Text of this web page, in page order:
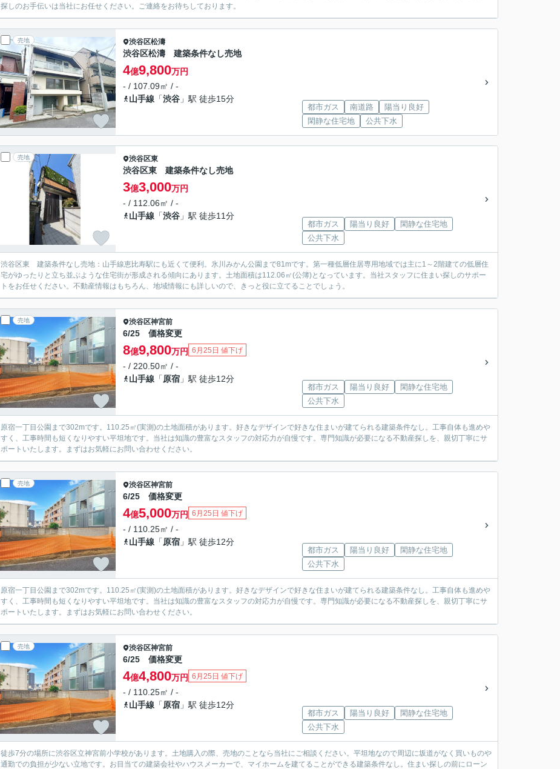
探しのお手伝いは当社にお任せください。ご連絡をお待ちしております。
売地 渋谷区松濤
渋谷区松濤 建築条件なし売地
4億9,800万円
- / 107.09㎡ / -
山手線 「渋谷 」駅 徒歩15分
都市ガス 南道路
陽当り良好
閑静な住宅地
公共下水
売地 渋谷区東
渋谷区東 建築条件なし売地
3億3,000万円
- / 112.06㎡ / -
山手線 「渋谷 」駅 徒歩11分
都市ガス 陽当り良好
閑静な住宅地
公共下水
渋谷区東 建築条件なし売地：山手線恵比寿駅にも近くて便利。氷川みかん公園まで81mです。第一種低層住居専用地域では主に1～2階建ての低層住
宅がゆったりと立ち並ぶような住宅街が形成される傾向にあります。土地面積は112.06㎡(公簿)となっています。当社スタッフに住まい探しのサポー
トをお任せください。不動産情報はもちろん、地域情報にも詳しいので、きっと役に立てることでしょう。
売地 渋谷区神宮前
6/25 価格変更
8億9,800万円 6月25日 値下げ
- / 220.50㎡ / -
山手線 「原宿 」駅 徒歩12分
都市ガス 陽当り良好
閑静な住宅地
公共下水
原宿一丁目公園まで302mです。110.25㎡(実測)の土地面積があります。好きなデザインで好きな住まいが建てられる建築条件なし。工事自体も進めや
すく、工事時間も短くなりやすい平坦地です。当社は知識の豊富なスタッフの対応力が自慢です。専門知識が必要になる不動産探しを、親切丁寧にサ
ポートいたします。まずはお気軽にお問い合わせください。
売地 渋谷区神宮前
6/25 価格変更
4億5,000万円 6月25日 値下げ
- / 110.25㎡ / -
山手線 「原宿 」駅 徒歩12分
都市ガス 陽当り良好
閑静な住宅地
公共下水
原宿一丁目公園まで302mです。110.25㎡(実測)の土地面積があります。好きなデザインで好きな住まいが建てられる建築条件なし。工事自体も進めや
すく、工事時間も短くなりやすい平坦地です。当社は知識の豊富なスタッフの対応力が自慢です。専門知識が必要になる不動産探しを、親切丁寧にサ
ポートいたします。まずはお気軽にお問い合わせください。
売地 渋谷区神宮前
6/25 価格変更
4億4,800万円 6月25日 値下げ
- / 110.25㎡ / -
山手線 「原宿 」駅 徒歩12分
都市ガス 陽当り良好
閑静な住宅地
公共下水
徒歩7分の場所に渋谷区立神宮前小学校があります。土地購入の際、売地のことなら当社にご相談ください。平坦地なので周辺に坂道がなく買いものや
通勤での負担が少ない立地です。お目当ての建築会社やハウスメーカーで、マイホームを建てることができる建築条件なし。住まい探しの前にローン